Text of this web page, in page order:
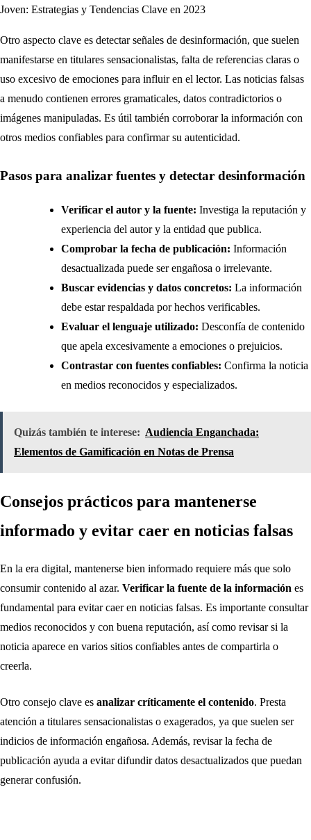
Joven: Estrategias y Tendencias Clave en 2023
Otro aspecto clave es detectar señales de desinformación, que suelen
manifestarse en titulares sensacionalistas, falta de referencias claras o
uso excesivo de emociones para influir en el lector. Las noticias falsas
a menudo contienen errores gramaticales, datos contradictorios o
imágenes manipuladas. Es útil también corroborar la información con
otros medios confiables para confirmar su autenticidad.
Pasos para analizar fuentes y detectar desinformación
Verificar el autor y la fuente: Investiga la reputación y
experiencia del autor y la entidad que publica.
Comprobar la fecha de publicación: Información
desactualizada puede ser engañosa o irrelevante.
Buscar evidencias y datos concretos: La información
debe estar respaldada por hechos verificables.
Evaluar el lenguaje utilizado: Desconfía de contenido
que apela excesivamente a emociones o prejuicios.
Contrastar con fuentes confiables: Confirma la noticia
en medios reconocidos y especializados.
Quizás también te interese: Audiencia Enganchada:
Elementos de Gamificación en Notas de Prensa
Consejos prácticos para mantenerse
informado y evitar caer en noticias falsas
En la era digital, mantenerse bien informado requiere más que solo
consumir contenido al azar. Verificar la fuente de la información es
fundamental para evitar caer en noticias falsas. Es importante consultar
medios reconocidos y con buena reputación, así como revisar si la
noticia aparece en varios sitios confiables antes de compartirla o
creerla.
Otro consejo clave es analizar críticamente el contenido. Presta
atención a titulares sensacionalistas o exagerados, ya que suelen ser
indicios de información engañosa. Además, revisar la fecha de
publicación ayuda a evitar difundir datos desactualizados que puedan
generar confusión.